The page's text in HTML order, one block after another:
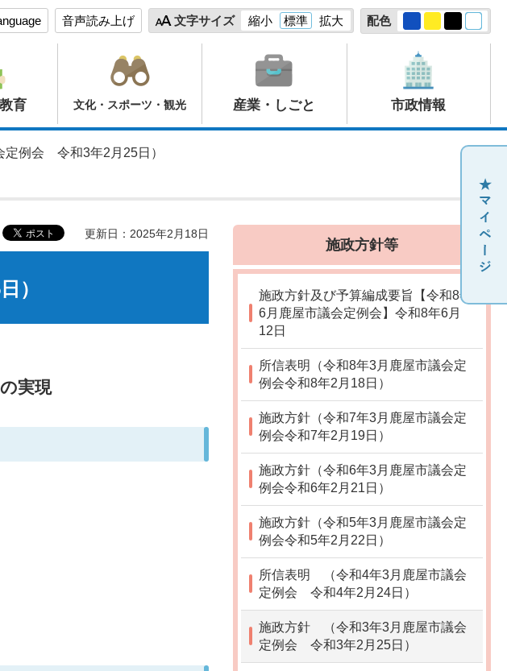
音声読み上げ 文字サイズ 縮小 標準 拡大 配色
育 文化・スポーツ・観光 産業・しごと 市政情報
例会 令和3年2月25日）
更新日：2025年2月18日
）
実現
施政方針等
施政方針及び予算編成要旨【令和8年
6月鹿屋市議会定例会】令和8年6月
12日
所信表明（令和8年3月鹿屋市議会定
例会令和8年2月18日）
施政方針（令和7年3月鹿屋市議会定
例会令和7年2月19日）
施政方針（令和6年3月鹿屋市議会定
例会令和6年2月21日）
施政方針（令和5年3月鹿屋市議会定
例会令和5年2月22日）
所信表明 （令和4年3月鹿屋市議会
定例会 令和4年2月24日）
施政方針 （令和3年3月鹿屋市議会
定例会 令和3年2月25日）